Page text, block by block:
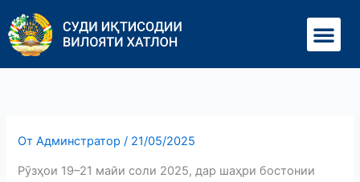
содержимому
ОтАдминстратор/ 21/05/2025
Рӯзҳои 19–21 майи соли 2025, дар шаҳри бостонии